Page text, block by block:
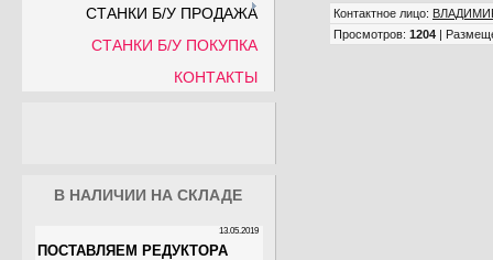
СТАНКИ Б/У ПРОДАЖА
СТАНКИ Б/У ПОКУПКА
КОНТАКТЫ
В НАЛИЧИИ НА СКЛАДЕ
Контактное лицо:
Просмотров: 1204